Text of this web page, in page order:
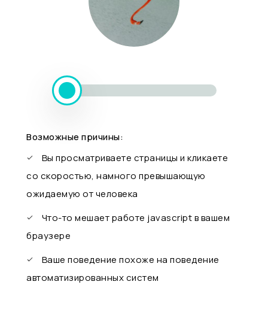
Возможные причины:
Вы просматриваете страницы и кликаете
со скоростью, намного превышающую
ожидаемую от человека
Что-то мешает работе javascript в вашем
браузере
Ваше поведение похоже на поведение
автоматизированных систем